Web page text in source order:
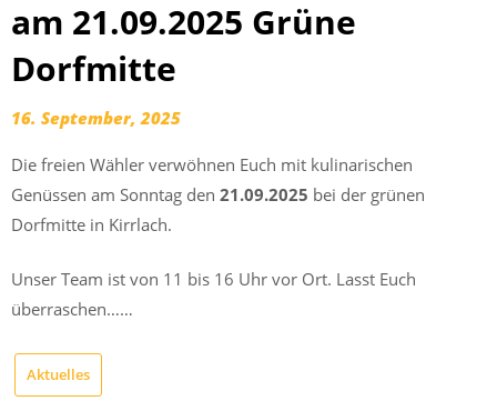
am 21.09.2025 Grüne
Dorfmitte
16. September, 2025
Die freien Wähler verwöhnen Euch mit kulinarischen
Genüssen am Sonntag den 21.09.2025 bei der grünen
Dorfmitte in Kirrlach.
Unser Team ist von 11 bis 16 Uhr vor Ort. Lasst Euch
überraschen……
Aktuelles